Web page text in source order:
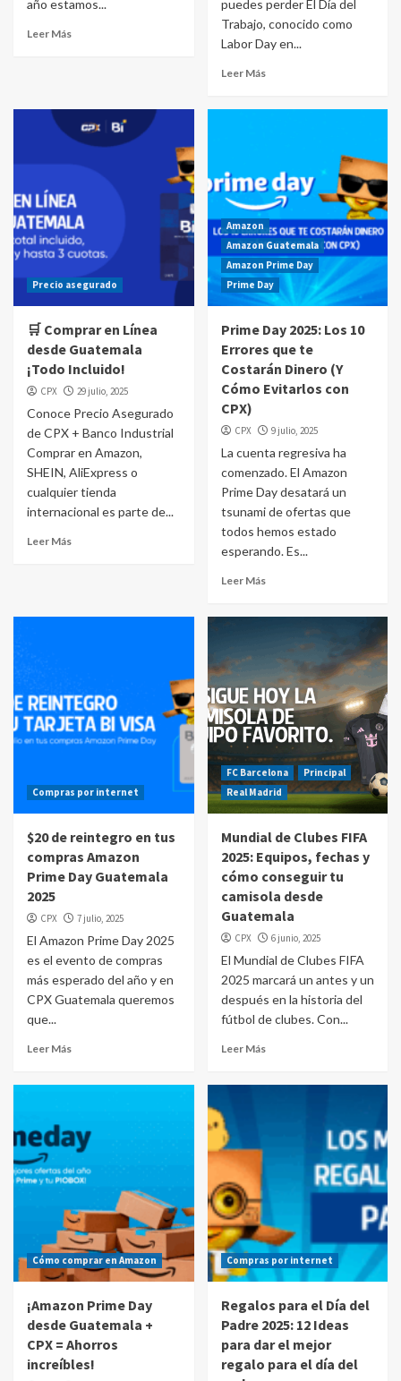
año estamos...
Leer Más
puedes perder El Día del
Trabajo, conocido como
Labor Day en...
Leer Más
Precio asegurado
🛒 Comprar en Línea
desde Guatemala
¡Todo Incluido!
CPX 29 julio, 2025
Conoce Precio Asegurado
de CPX + Banco Industrial
Comprar en Amazon,
SHEIN, AliExpress o
cualquier tienda
internacional es parte de...
Leer Más
Amazon
Amazon Guatemala
Amazon Prime Day
Prime Day
Prime Day 2025: Los 10
Errores que te
Costarán Dinero (Y
Cómo Evitarlos con
CPX)
CPX 9 julio, 2025
La cuenta regresiva ha
comenzado. El Amazon
Prime Day desatará un
tsunami de ofertas que
todos hemos estado
esperando. Es...
Leer Más
Compras por internet
$20 de reintegro en tus
compras Amazon
Prime Day Guatemala
2025
CPX 7 julio, 2025
El Amazon Prime Day 2025
es el evento de compras
más esperado del año y en
CPX Guatemala queremos
que...
Leer Más
FC Barcelona
Principal
Real Madrid
Mundial de Clubes FIFA
2025: Equipos, fechas y
cómo conseguir tu
camisola desde
Guatemala
CPX 6 junio, 2025
El Mundial de Clubes FIFA
2025 marcará un antes y un
después en la historia del
fútbol de clubes. Con...
Leer Más
Cómo comprar en Amazon
¡Amazon Prime Day
desde Guatemala +
CPX = Ahorros
increíbles!
Compras por internet
Regalos para el Día del
Padre 2025: 12 Ideas
para dar el mejor
regalo para el día del